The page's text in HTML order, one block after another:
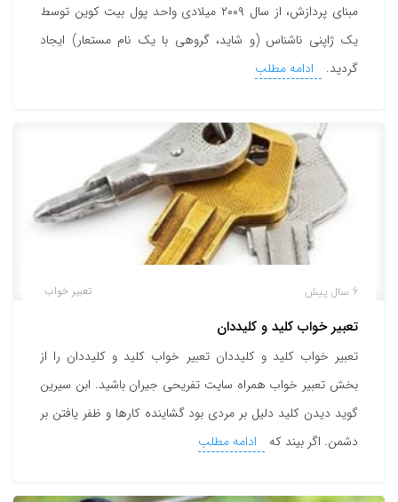
مبنای پردازش، از سال ۲۰۰۹ میلادی واحد پول بیت کوین توسط
یک ژاپنی ناشناس (و شاید، گروهی با یک نام مستعار) ایجاد
گردید.
ادامه مطلب
تعبیر خواب 6 سال پیش
تعبیر خواب کلید و کلیددان
تعبیر خواب کلید و کلیددان تعبیر خواب کلید و کلیددان را از
بخش تعبیر خواب همراه سایت تفریحی جیران باشید. ابن سیرین
گوید دیدن کلید دلیل بر مردی بود گشاینده کارها و ظفر یافتن بر
دشمن. اگر بیند که
ادامه مطلب